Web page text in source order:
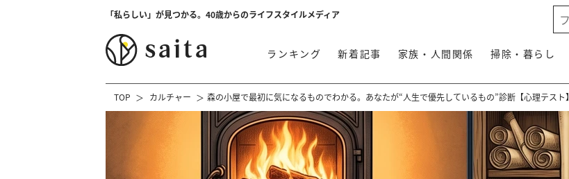
「私らしい」が見つかる。40歳からのライフスタイルメディア
ランキング 新着記事 家族・人間関係 掃除・暮らし
TOP カルチャー 森の小屋で最初に気になるものでわかる。あなたが“人生で優先しているもの”診断【心理テスト】